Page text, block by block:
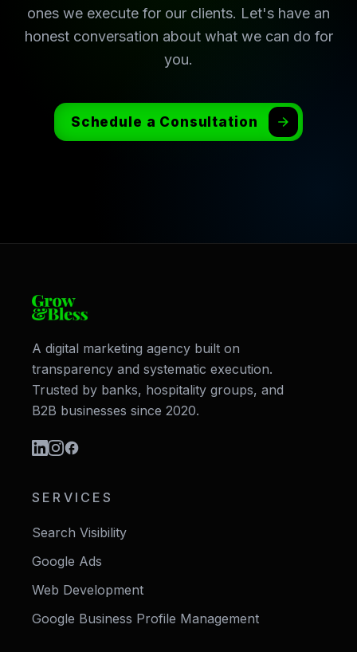
ones we execute for our clients. Let's have an
honest conversation about what we can do for
you.
Schedule a Consultation
A digital marketing agency built on
transparency and systematic execution.
Trusted by banks, hospitality groups, and
B2B businesses since 2020.
SERVICES
Search Visibility
Google Ads
Web Development
Google Business Profile Management